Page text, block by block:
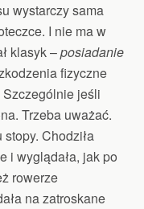
wystarczy sama
I nie ma w
klasyk –posiadanie
fizyczne
jeśli
Trzeba uważać.
Chodziła
i wyglądała, jak po
rowerze
na zatroskane